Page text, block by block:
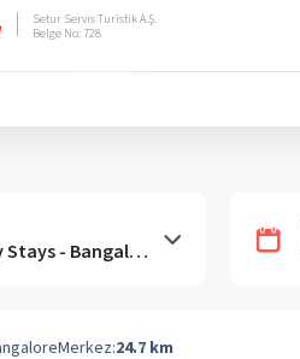
Setur Servis Turistik A.Ş.
Belge No: 728
Merkez:24.7 km